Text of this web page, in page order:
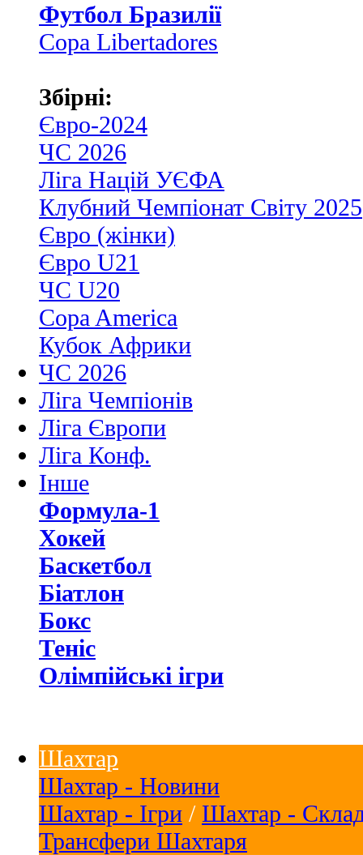
Футбол Бразилії
Copa Libertadores
Збірні:
Євро-2024
ЧС 2026
Ліга Націй УЄФА
Клубний Чемпіонат Світу 2025
Євро (жінки)
Євро U21
ЧС U20
Copa America
Кубок Африки
ЧС 2026
Ліга Чемпіонів
Ліга Європи
Ліга Конф.
Інше
Формула-1
Хокей
Баскетбол
Біатлон
Бокс
Теніс
Олімпійські ігри
Шахтар
Шахтар - Новини
Шахтар - Ігри / Шахтар -
Трансфери Шахтаря